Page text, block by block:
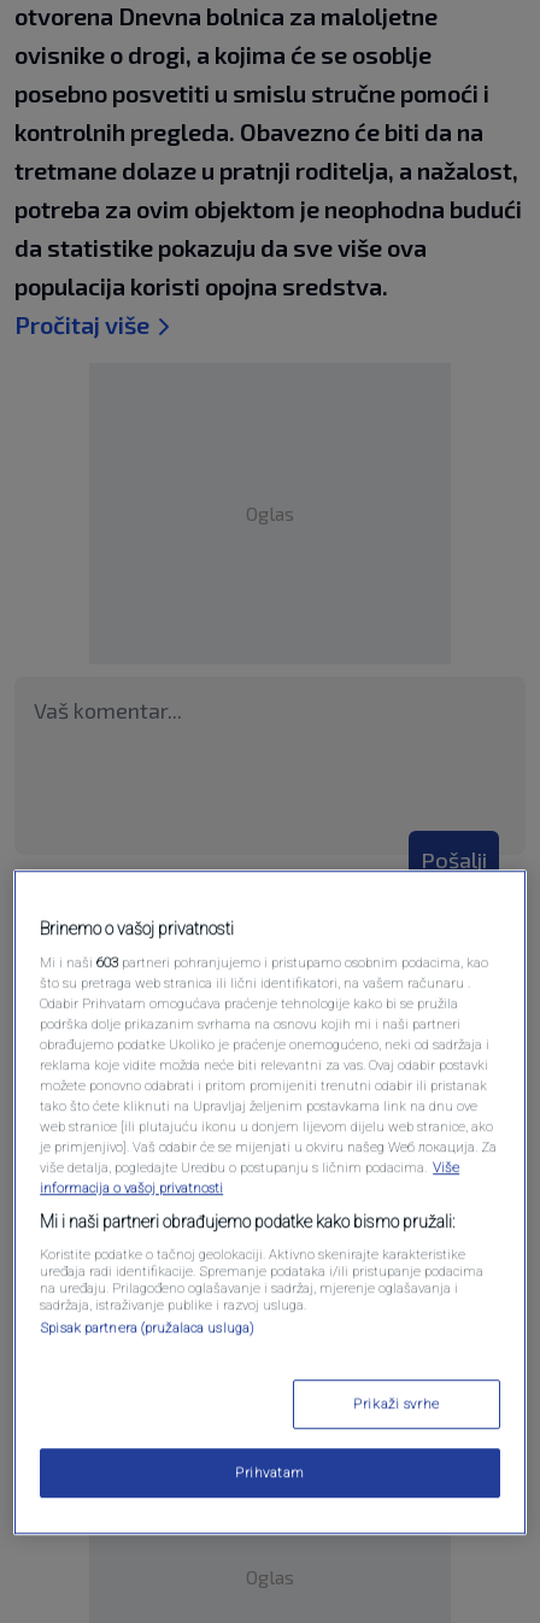
otvorena Dnevna bolnica za maloljetne
ovisnike o drogi, a kojima će se osoblje
posebno posvetiti u smislu stručne pomoći i
kontrolnih pregleda. Obavezno će biti da na
tretmane dolaze u pratnji roditelja, a nažalost,
potreba za ovim objektom je neophodna budući
da statistike pokazuju da sve više ova
populacija koristi opojna sredstva.
Pročitaj više
Oglas
Pošalji
Pošalji komentar
Oglas
Oglas
Brinemo o vašoj privatnosti
Mi i naši603 partneri pohranjujemo i pristupamo osobnim podacima, kao
što su pretraga web stranica ili lični identifikatori, na vašem računaru .
Odabir Prihvatam omogućava praćenje tehnologije kako bi se pružila
podrška dolje prikazanim svrhama na osnovu kojih mi i naši partneri
obrađujemo podatke Ukoliko je praćenje onemogućeno, neki od sadržaja i
reklama koje vidite možda neće biti relevantni za vas. Ovaj odabir postavki
možete ponovno odabrati i pritom promijeniti trenutni odabir ili pristanak
tako što ćete kliknuti na Upravljaj željenim postavkama link na dnu ove
web stranice [ili plutajuću ikonu u donjem lijevom dijelu web stranice, ako
je primjenjivo]. Vaš odabir će se mijenjati u okviru našeg Wеб локација. Za
više detalja, pogledajte Uredbu o postupanju s ličnim podacima. Više
informacija o vašoj privatnosti
Mi i naši partneri obrađujemo podatke kako bismo pružali:
Koristite podatke o tačnoj geolokaciji. Aktivno skenirajte karakteristike
uređaja radi identifikacije. Spremanje podataka i/ili pristupanje podacima
na uređaju. Prilagođeno oglašavanje i sadržaj, mjerenje oglašavanja i
sadržaja, istraživanje publike i razvoj usluga.
Spisak partnera (pružalaca usluga)
Prikaži svrhe
Prihvatam